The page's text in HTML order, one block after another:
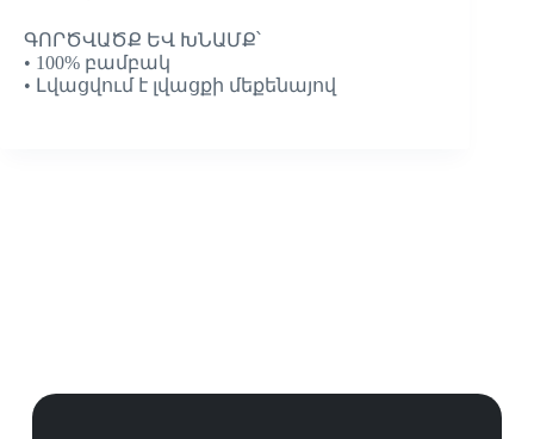
ԳՈՐԾՎԱԾՔ ԵՎ ԽՆԱՄՔ՝
• 100% բամբակ
• Լվացվում է լվացքի մեքենայով